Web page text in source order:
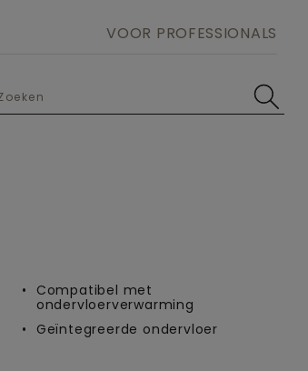
VOOR PROFESSIONALS
Compatibel met
ondervloerverwarming
Geïntegreerde ondervloer